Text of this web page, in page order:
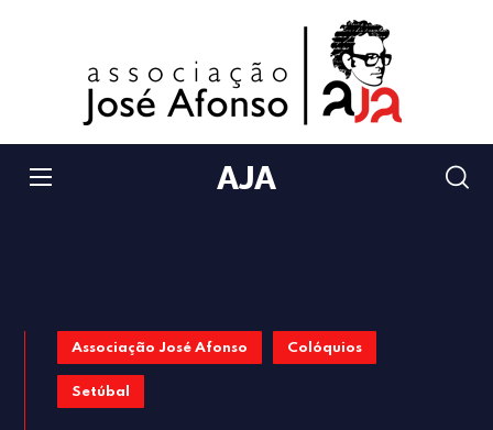
AJA
Associação José Afonso Colóquios
Setúbal